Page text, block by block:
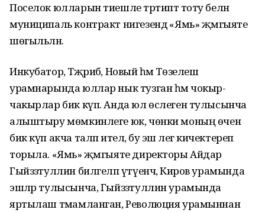
Поселок юлларын тиешле тәртиптә тоту белән
муниципаль контракт нигезендә «Ямь» җәмгыяте
шөгыльләнә.
Инкубатор, Тәҗрибә, Новый һәм Төзелеш
урамнарында юллар нык тузган һәм чокыр-
чакырлар бик күп. Анда юл өслеген тулысынча
алыштыру мөмкинлеге юк, чөнки моның өчен
бик күп акча таләп ителә, бу эш әлегә кичектереп
торыла. «Ямь» җәмгыяте директоры Айдар
Гыйззәтуллин билгеләп үтүенчә, Киров урамында
эшләр тулысынча, Гыйззәтуллин урамында
яртылаш тәмамланган, Революция урамыннан